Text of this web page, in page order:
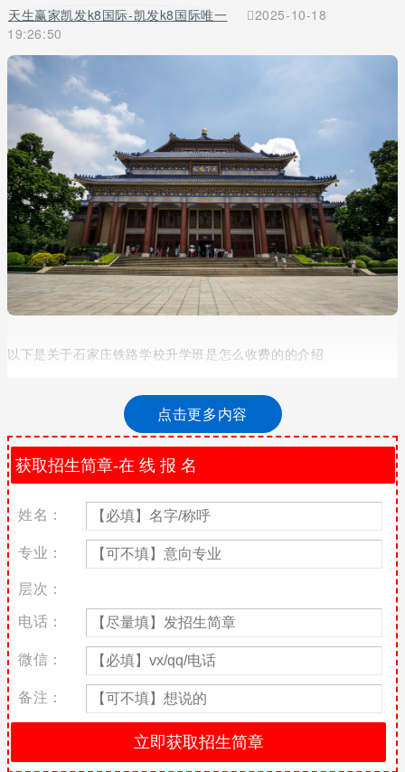
天生赢家凯发k8国际-凯发k8国际唯一
2025-10-18
19:26:50
以下是关于石家庄铁路学校升学班是怎么收费的的介绍
少家长都有疑问升学班怎么收费的？升学班学费多少钱？会不会很
高？下面我们就来为大家具体说说石家庄铁路学校升学班是怎么收
费的？
石家庄铁路职业高级技工学校升学班学费是根据不同专业收取的，
农村户口基本是9200元一年或10400元一年，城市户口要比农村户
口高2000元每年。
关于升学班的课程设置也是可中专班不一样的，升学班三年全部在
校学习，没有实习期。课程上也是比中专班的文化课、理论课要多
一些，毕竟要参加升学考试所以在课程要求上也要严格一些。
学校经过不断地发展与总结，近年来升学率一直处于河北省前列，
选择升学的学校一定要重视升学率，重视学校管理情况。
升学班招生名额较少，想要报名的同学一定要抓紧时间联系凯发k8
国际唯一（同微信）。
关于更多石家庄铁路学校升学班是怎么收费的请留言或者咨询老师
点击更多内容
姓名：
专业：
层次：
电话：
微信：
备注：